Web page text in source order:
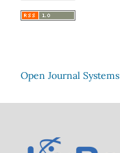
Open Journal Systems